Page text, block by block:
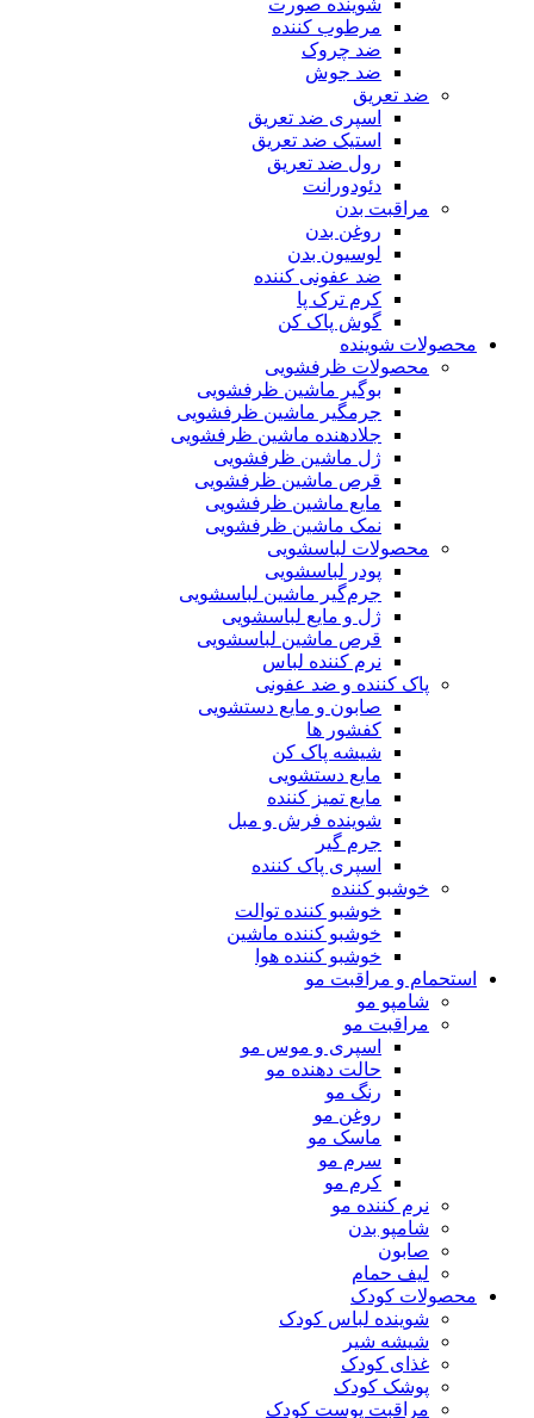
شوینده صورت
مرطوب کننده
ضد چروک
ضد جوش
ضد تعریق
اسپری ضد تعریق
استیک ضد تعریق
رول ضد تعریق
دئودورانت
مراقبت بدن
روغن بدن
لوسیون بدن
ضد عفونی کننده
کرم ترک پا
گوش پاک کن
محصولات شوینده
محصولات ظرفشویی
بوگیر ماشین ظرفشویی
جرمگیر ماشین ظرفشویی
جلادهنده ماشین ظرفشویی
ژل ماشین ظرفشویی
قرص ماشین ظرفشویی
مایع ماشین ظرفشویی
نمک ماشین ظرفشویی
محصولات لباسشویی
پودر لباسشویی
جرم‌گیر ماشین لباسشویی
ژل و مایع لباسشویی
قرص ماشین لباسشویی
نرم کننده لباس
پاک کننده و ضد عفونی
صابون و مایع دستشویی
کفشور ها
شیشه پاک کن
مایع دستشویی
مایع تمیز کننده
شوینده فرش و مبل
جرم گیر
اسپری پاک کننده
خوشبو کننده
خوشبو کننده توالت
خوشبو کننده ماشین
خوشبو کننده هوا
استحمام و مراقبت مو
شامپو مو
مراقبت مو
اسپری و موس مو
حالت دهنده مو
رنگ مو
روغن مو
ماسک مو
سرم مو
کرم مو
نرم کننده مو
شامپو بدن
صابون
لیف حمام
محصولات کودک
شوینده لباس کودک
شیشه شیر
غذای کودک
پوشک کودک
مراقبت پوست کودک